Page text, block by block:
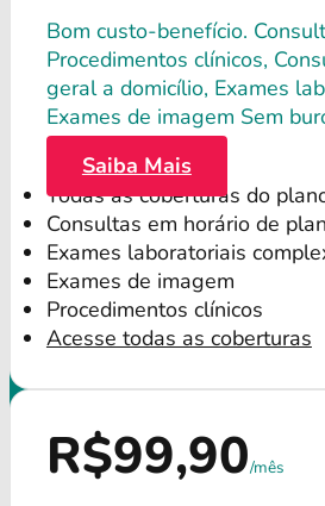
Bom custo-benefício.
Procedimentos clínicos,
geral a domicílio, Exames
Exames de imagem Sem
Saiba Mais
Todas as coberturas do
Consultas em horário de
Exames laboratoriais
Exames de imagem
Procedimentos clínicos
Acesse todas as coberturas
R$99,90/mês